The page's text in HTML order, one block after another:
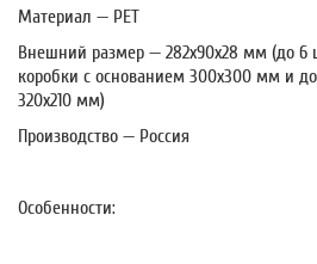
Материал — PET
Внешний размер — 282х90х28 мм (до 6
коробки с основанием 300х300 мм и
320х210 мм)
Производство — Россия
Особенности: